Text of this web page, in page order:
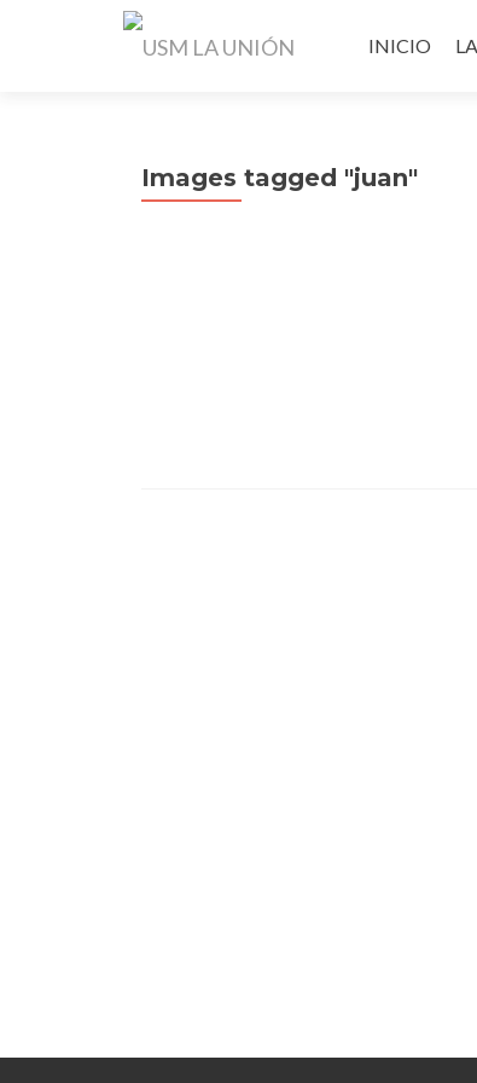
al
INICIO
Images tagged "juan"